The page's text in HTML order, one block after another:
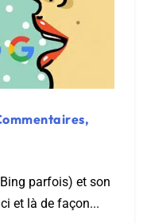
parfois) et son
et là de façon...